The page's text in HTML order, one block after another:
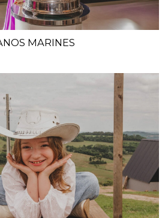
MARINES